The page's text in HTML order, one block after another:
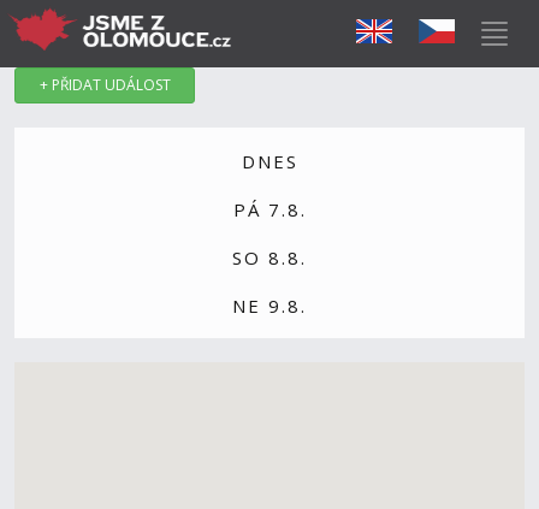
+ PŘIDAT UDÁLOST
DNES
PÁ 7.8.
SO 8.8.
NE 9.8.